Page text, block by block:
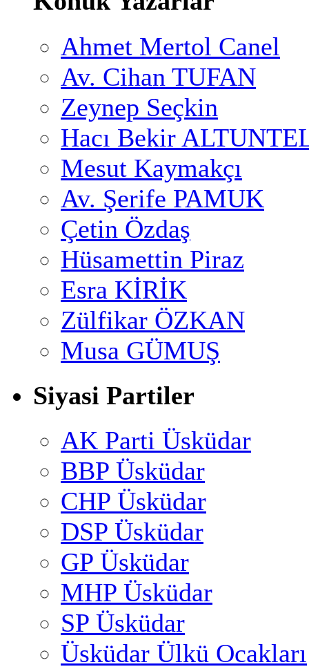
Ahmet Mertol Canel
Av. Cihan TUFAN
Zeynep Seçkin
Hacı Bekir
Mesut Kaymakçı
Av. Şerife PAMUK
Çetin Özdaş
Hüsamettin Piraz
Esra KİRİK
Zülfikar ÖZKAN
Musa GÜMUŞ
Siyasi Partiler
AK Parti Üsküdar
BBP Üsküdar
CHP Üsküdar
DSP Üsküdar
GP Üsküdar
MHP Üsküdar
SP Üsküdar
Üsküdar Ülkü Ocakları